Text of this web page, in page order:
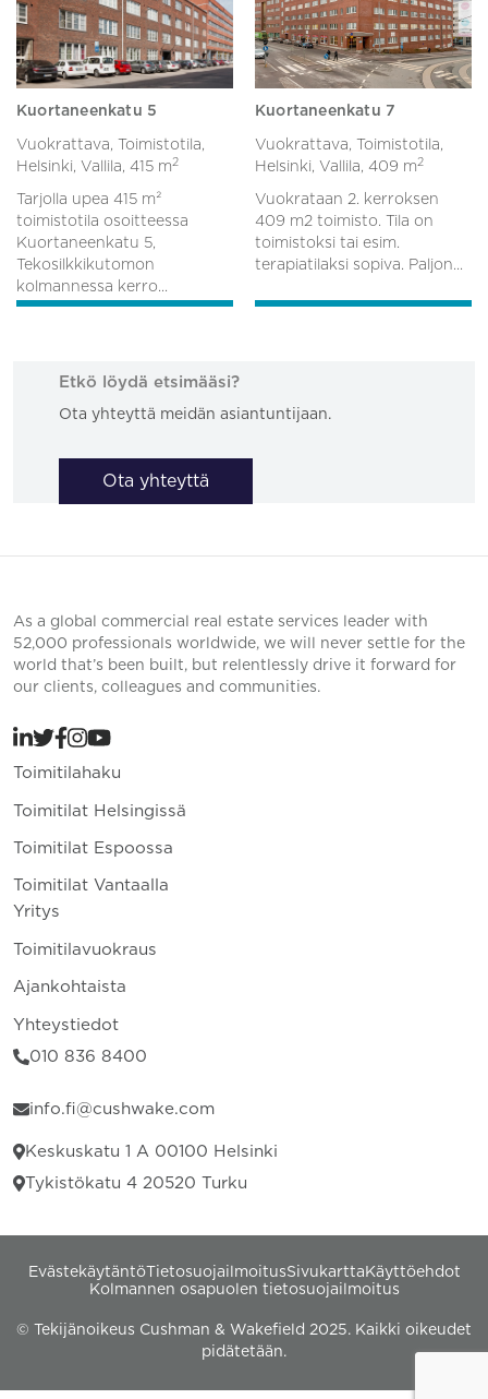
Kuortaneenkatu 5
Vuokrattava, Toimistotila,
Helsinki, Vallila, 415 m2
Tarjolla upea 415 m²
toimistotila osoitteessa
Kuortaneenkatu 5,
Tekosilkkikutomon
kolmannessa kerro...
Kuortaneenkatu 7
Vuokrattava, Toimistotila,
Helsinki, Vallila, 409 m2
Vuokrataan 2. kerroksen
409 m2 toimisto. Tila on
toimistoksi tai esim.
terapiatilaksi sopiva. Paljon...
Etkö löydä etsimääsi?
Ota yhteyttä meidän asiantuntijaan.
Ota yhteyttä
As a global commercial real estate services leader with
52,000 professionals worldwide, we will never settle for the
world that’s been built, but relentlessly drive it forward for
our clients, colleagues and communities.
Toimitilahaku
Toimitilat Helsingissä
Toimitilat Espoossa
Toimitilat Vantaalla
Yritys
Toimitilavuokraus
Ajankohtaista
Yhteystiedot
010 836 8400
info.fi@cushwake.com
Keskuskatu 1 A 00100 Helsinki
Tykistökatu 4 20520 Turku
EvästekäytäntöTietosuojailmoitusSivukartta Käyttöehdot
Kolmannen osapuolen tietosuojailmoitus
© Tekijänoikeus Cushman & Wakefield 2025. Kaikki oikeudet
pidätetään.